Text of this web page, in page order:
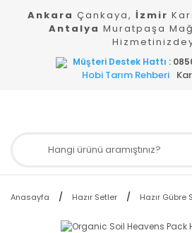
Ankara Çankaya, İzmir
Antalya Muratpaşa
Müşteri Destek Hattı :
Hobi Tarım Rehberi
Anasayfa Hazır Setler Hazır Gübre